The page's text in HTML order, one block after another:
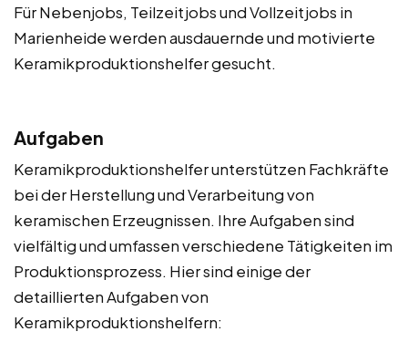
Für Nebenjobs, Teilzeitjobs und Vollzeitjobs in
Marienheide werden ausdauernde und motivierte
Keramikproduktionshelfer gesucht.
Aufgaben
Keramikproduktionshelfer unterstützen Fachkräfte
bei der Herstellung und Verarbeitung von
keramischen Erzeugnissen. Ihre Aufgaben sind
vielfältig und umfassen verschiedene Tätigkeiten im
Produktionsprozess. Hier sind einige der
detaillierten Aufgaben von
Keramikproduktionshelfern: